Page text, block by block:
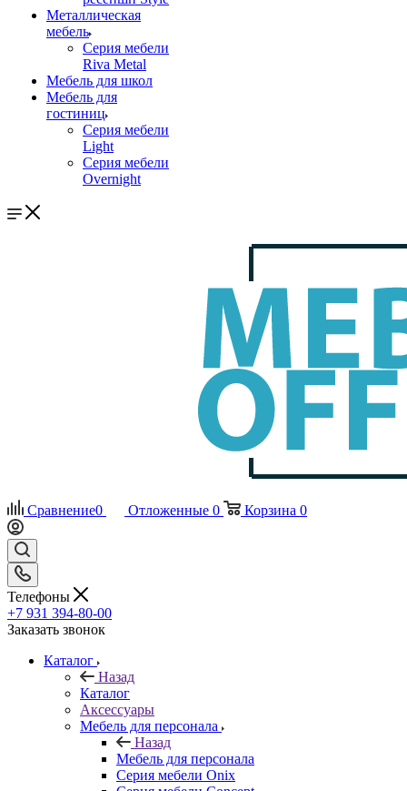
Металлическая
мебель
Серия мебели
Riva Metal
Мебель для школ
Мебель для
гостиниц
Серия мебели
Light
Серия мебели
Overnight
Сравнение0 Отложенные 0 Корзина 0
Телефоны
+7 931 394-80-00
Заказать звонок
Каталог
Назад
Каталог
Аксессуары
Мебель для персонала
Назад
Мебель для персонала
Серия мебели Onix